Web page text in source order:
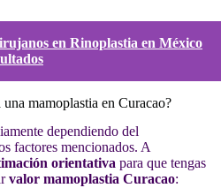
en Rinoplastia en México
mamoplastia en Curacao?
dependiendo del
factores mencionados. A
orientativa para que tengas
valor mamoplastia Curacao: